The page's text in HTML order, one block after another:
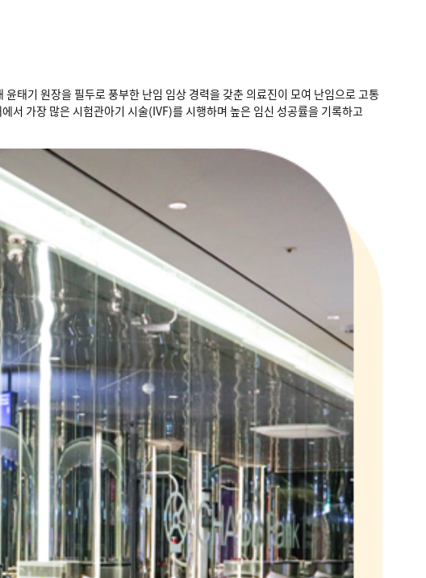
태기 원장을 필두로 풍부한 난임 임상 경력을 갖춘 의료진이 모여 난임으로 고통
서 가장 많은 시험관아기 시술(IVF)를 시행하며 높은 임신 성공률을 기록하고